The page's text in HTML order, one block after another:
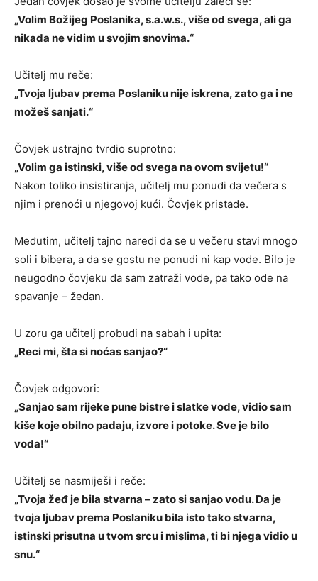
„Volim Božijeg Poslanika, s.a.w.s., više od svega, ali ga
nikada ne vidim u svojim snovima.“
Učitelj mu reče:
„Tvoja ljubav prema Poslaniku nije iskrena, zato ga i ne
možeš sanjati.“
Čovjek ustrajno tvrdio suprotno:
„Volim ga istinski, više od svega na ovom svijetu!“
Nakon toliko insistiranja, učitelj mu ponudi da večera s
njim i prenoći u njegovoj kući. Čovjek pristade.
Međutim, učitelj tajno naredi da se u večeru stavi mnogo
soli i bibera, a da se gostu ne ponudi ni kap vode. Bilo je
neugodno čovjeku da sam zatraži vode, pa tako ode na
spavanje – žedan.
U zoru ga učitelj probudi na sabah i upita:
„Reci mi, šta si noćas sanjao?“
Čovjek odgovori:
„Sanjao sam rijeke pune bistre i slatke vode, vidio sam
kiše koje obilno padaju, izvore i potoke. Sve je bilo
voda!“
Učitelj se nasmiješi i reče:
„Tvoja žeđ je bila stvarna – zato si sanjao vodu. Da je
tvoja ljubav prema Poslaniku bila isto tako stvarna,
istinski prisutna u tvom srcu i mislima, ti bi njega vidio u
snu.“